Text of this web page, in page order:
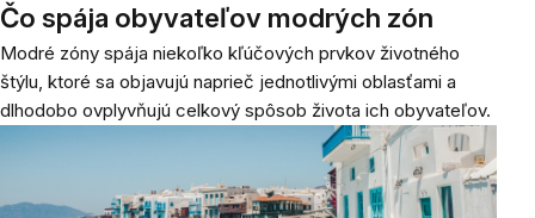
Čo spája obyvateľov modrých zón
Modré zóny spája niekoľko kľúčových prvkov životného
štýlu, ktoré sa objavujú naprieč jednotlivými oblasťami a
dlhodobo ovplyvňujú celkový spôsob života ich obyvateľov.